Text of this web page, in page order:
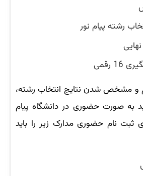
رشته پیام نور
رقمی
و مشخص شدن نتایج انتخاب رشته،
به صورت حضوری در دانشگاه پیام
ثبت نام حضوری مدارک زیر را باید